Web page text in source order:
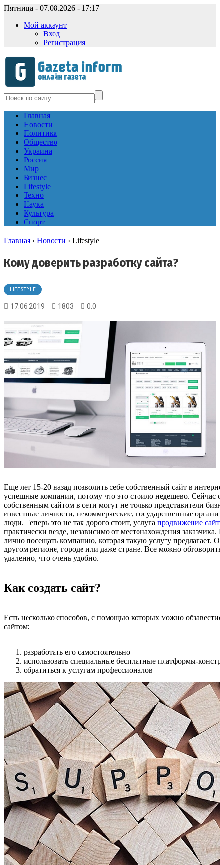
Пятница - 07.08.2026 - 17:17
Мой аккаунт
Вход
Регистрация
Главная
Новости
Политика
Общество
Украина
Россия
Мир
Бизнес
Lifestyle
Техно
Наука
Культура
Спорт
Главная › Новости › Lifestyle
Кому доверить разработку сайта?
LIFESTYLE
17.06.2019 1803 0.0
Еще лет 15-20 назад позволить себе собственный сайт в
успешные компании, потому что это стоило недешево. Сейчас
собственным сайтом в сети могут не только представители
известные личности, некоммерческие, государственные
люди. Теперь это не так дорого стоит, услуга продвижение
практически везде, независимо от местонахождения заказчика.
лично посещать компанию, которая такую услугу предлагает.
другом регионе, городе или даже стране. Все можно
удаленно, что очень удобно.
Как создать сайт?
Есть несколько способов, с помощью которых можно
сайтом:
разработать его самостоятельно
использовать специальные бесплатные платформы-
обратиться к услугам профессионалов